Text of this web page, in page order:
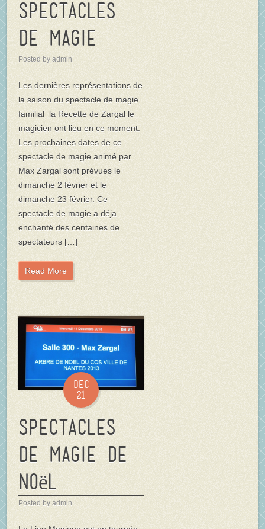
spectacles
de magie
Posted by admin
Les dernières représentations de
la saison du spectacle de magie
familial la Recette de Zargal le
magicien ont lieu en ce moment.
Les prochaines dates de ce
spectacle de magie animé par
Max Zargal sont prévues le
dimanche 2 février et le
dimanche 23 février. Ce
spectacle de magie a déja
enchanté des centaines de
spectateurs […]
Read More
Dec
21
Spectacles
de magie de
Noël
Posted by admin